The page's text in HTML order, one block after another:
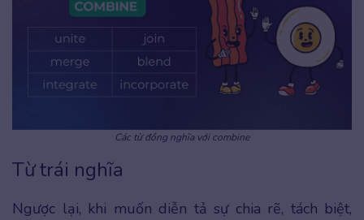
Các từ đồng nghĩa với combine
Từ trái nghĩa
Ngược lại, khi muốn diễn tả sự chia rẽ, tách biệt,